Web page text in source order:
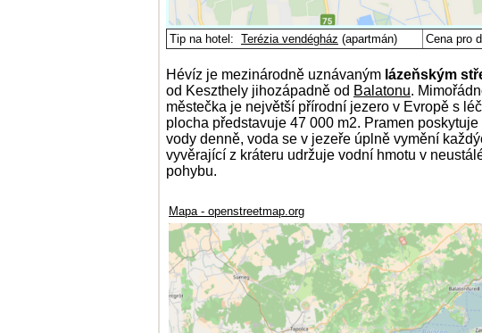
Tip na hotel: Terézia vendégház (apartmán) Cena pro
Hévíz je mezinárodně uznávaným lázeňským
od Keszthely jihozápadně od Balatonu.
městečka je největší přírodní jezero v Evropě s
plocha představuje 47 000 m2. Pramen
vody denně, voda se v jezeře úplně vymění
vyvěrající z kráteru udržuje vodní hmotu v
pohybu.
Mapa - openstreetmap.org